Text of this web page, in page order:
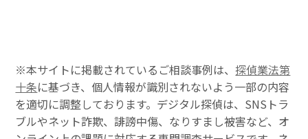
※本サイトに掲載されているご相談事例は、探偵業法第
十条に基づき、個人情報が識別されないよう一部の内容
を適切に調整しております。デジタル探偵は、SNSトラ
ブルやネット詐欺、誹謗中傷、なりすまし被害など、オ